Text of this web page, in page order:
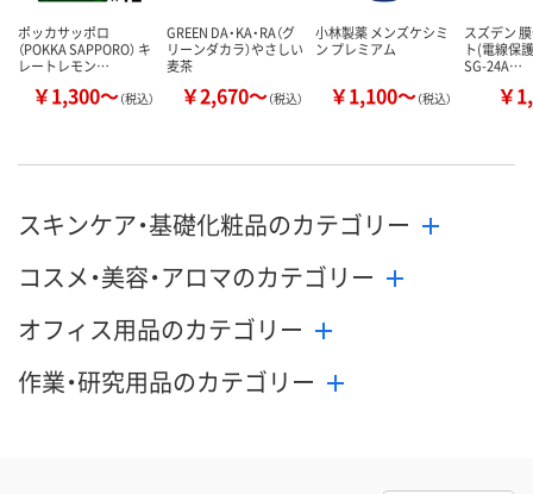
ポッカサッポロ
（POKKA SAPPORO） キ
レートレモン…
￥1,300～（税込）
GREEN DA・KA・RA（グ
リーンダカラ）やさしい
麦茶
￥2,670～（税込）
小林製薬 メンズケシミ
ン プレミアム
￥1,100～（税込）
スズデン
ト(電線保
SG-24A…
￥
スキンケア・基礎化粧品のカテゴリー
コスメ・美容・アロマのカテゴリー
オフィス用品のカテゴリー
作業・研究用品のカテゴリー